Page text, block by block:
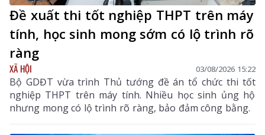
Đề xuất thi tốt nghiệp THPT trên máy
tính, học sinh mong sớm có lộ trình rõ
ràng
XÃ HỘI 03/08/2026 15:22
Bộ GDĐT vừa trình Thủ tướng đề án tổ chức thi tốt
nghiệp THPT trên máy tính. Nhiều học sinh ủng hộ
nhưng mong có lộ trình rõ ràng, bảo đảm công bằng.